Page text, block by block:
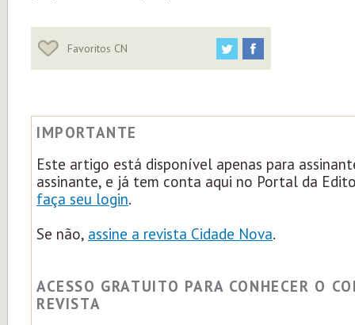
Favoritos CN
IMPORTANTE
Este artigo está disponível apenas para
assinante, e já tem conta aqui no Portal da
faça seu login.
Se não, assine a revista Cidade Nova.
ACESSO GRATUITO PARA CONHECER O
REVISTA